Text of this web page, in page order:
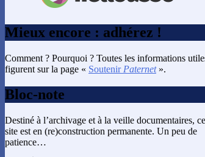
Mieux encore : adhérez !
Comment ? Pourquoi ? Toutes les informations
figurent sur la page « Soutenir Paternet».
Bloc-note
Destiné à l’archivage et à la veille documentaires, ce
site est en (re)construction permanente. Un peu de
patience…